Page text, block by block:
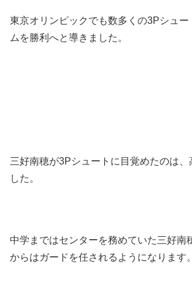
東京オリンピックでも数多くの3Pシュー
ムを勝利へと導きました。
三好南穂が3Pシュートに目覚めたのは
した。
中学まではセンターを務めていた三好南
からはガードを任されるようになります。